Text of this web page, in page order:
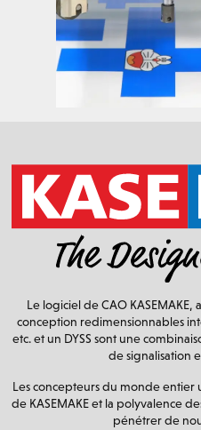
Le logiciel de CAO KASEMAKE,
conception redimensionnables
etc. et un DYSS sont une
de signalisation
Les concepteurs du monde entier
de KASEMAKE et la polyvalence
pénétrer de